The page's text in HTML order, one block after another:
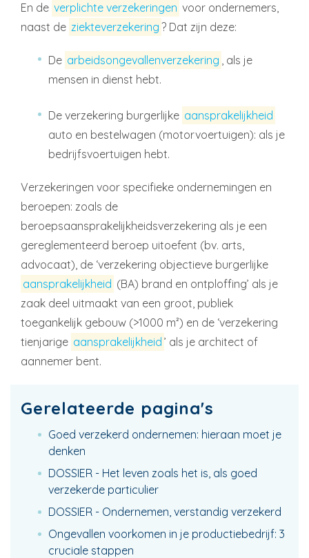
En de verplichte verzekeringen voor ondernemers,
naast de ziekteverzekering ? Dat zijn deze:
De arbeidsongevallenverzekering , als je
mensen in dienst hebt.
De verzekering burgerlijke aansprakelijkheid
auto en bestelwagen (motorvoertuigen): als je
bedrijfsvoertuigen hebt.
Verzekeringen voor specifieke ondernemingen en
beroepen: zoals de
beroepsaansprakelijkheidsverzekering als je een
gereglementeerd beroep uitoefent (bv. arts,
advocaat), de ‘verzekering objectieve burgerlijke
aansprakelijkheid (BA) brand en ontploffing’ als je
zaak deel uitmaakt van een groot, publiek
toegankelijk gebouw (>1000 m²) en de ‘verzekering
tienjarige aansprakelijkheid ’ als je architect of
aannemer bent.
Gerelateerde pagina's
Goed verzekerd ondernemen: hieraan moet je
denken
DOSSIER - Het leven zoals het is, als goed
verzekerde particulier
DOSSIER - Ondernemen, verstandig verzekerd
Ongevallen voorkomen in je productiebedrijf: 3
cruciale stappen